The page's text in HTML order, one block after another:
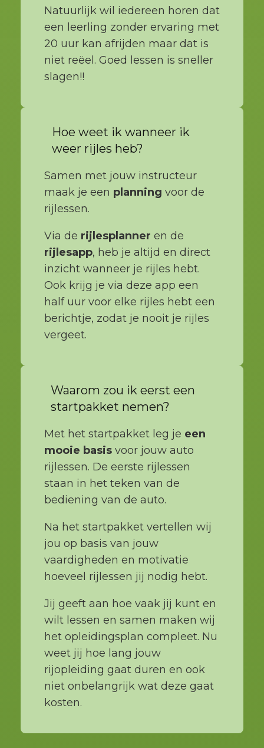
Natuurlijk wil iedereen horen dat
een leerling zonder ervaring met
20 uur kan afrijden maar dat is
niet reëel. Goed lessen is sneller
slagen!!
Hoe weet ik wanneer ik
weer rijles heb?
Samen met jouw instructeur
maak je een planning voor de
rijlessen.
Via de rijlesplanner en de
rijlesapp, heb je altijd en direct
inzicht wanneer je rijles hebt.
Ook krijg je via deze app een
half uur voor elke rijles hebt een
berichtje, zodat je nooit je rijles
vergeet.
Waarom zou ik eerst een
startpakket nemen?
Met het startpakket leg je een
mooie basis voor jouw auto
rijlessen. De eerste rijlessen
staan in het teken van de
bediening van de auto.
Na het startpakket vertellen wij
jou op basis van jouw
vaardigheden en motivatie
hoeveel rijlessen jij nodig hebt.
Jij geeft aan hoe vaak jij kunt en
wilt lessen en samen maken wij
het opleidingsplan compleet. Nu
weet jij hoe lang jouw
rijopleiding gaat duren en ook
niet onbelangrijk wat deze gaat
kosten.